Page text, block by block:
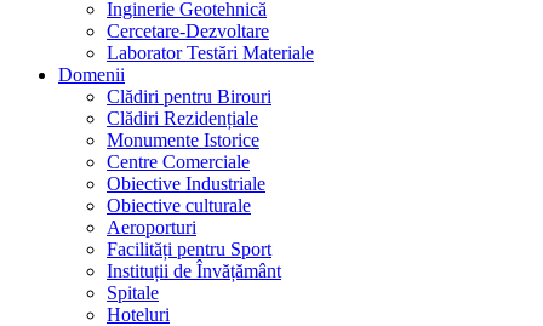
Inginerie Geotehnică
Cercetare-Dezvoltare
Laborator Testări Materiale
Domenii
Clădiri pentru Birouri
Clădiri Rezidențiale
Monumente Istorice
Centre Comerciale
Obiective Industriale
Obiective culturale
Aeroporturi
Facilități pentru Sport
Instituții de Învățământ
Spitale
Hoteluri